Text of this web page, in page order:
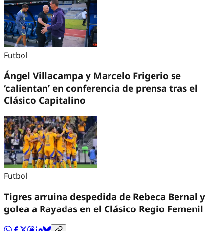
Futbol
Ángel Villacampa y Marcelo Frigerio se
‘calientan’ en conferencia de prensa tras el
Clásico Capitalino
Futbol
Tigres arruina despedida de Rebeca Bernal y
golea a Rayadas en el Clásico Regio Femenil